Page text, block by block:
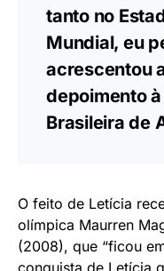
“Esse é meu
tenho medo
choque, mas
todos. E dizer
7 metros, vou
Letícia.
tanto no
Mundial, eu